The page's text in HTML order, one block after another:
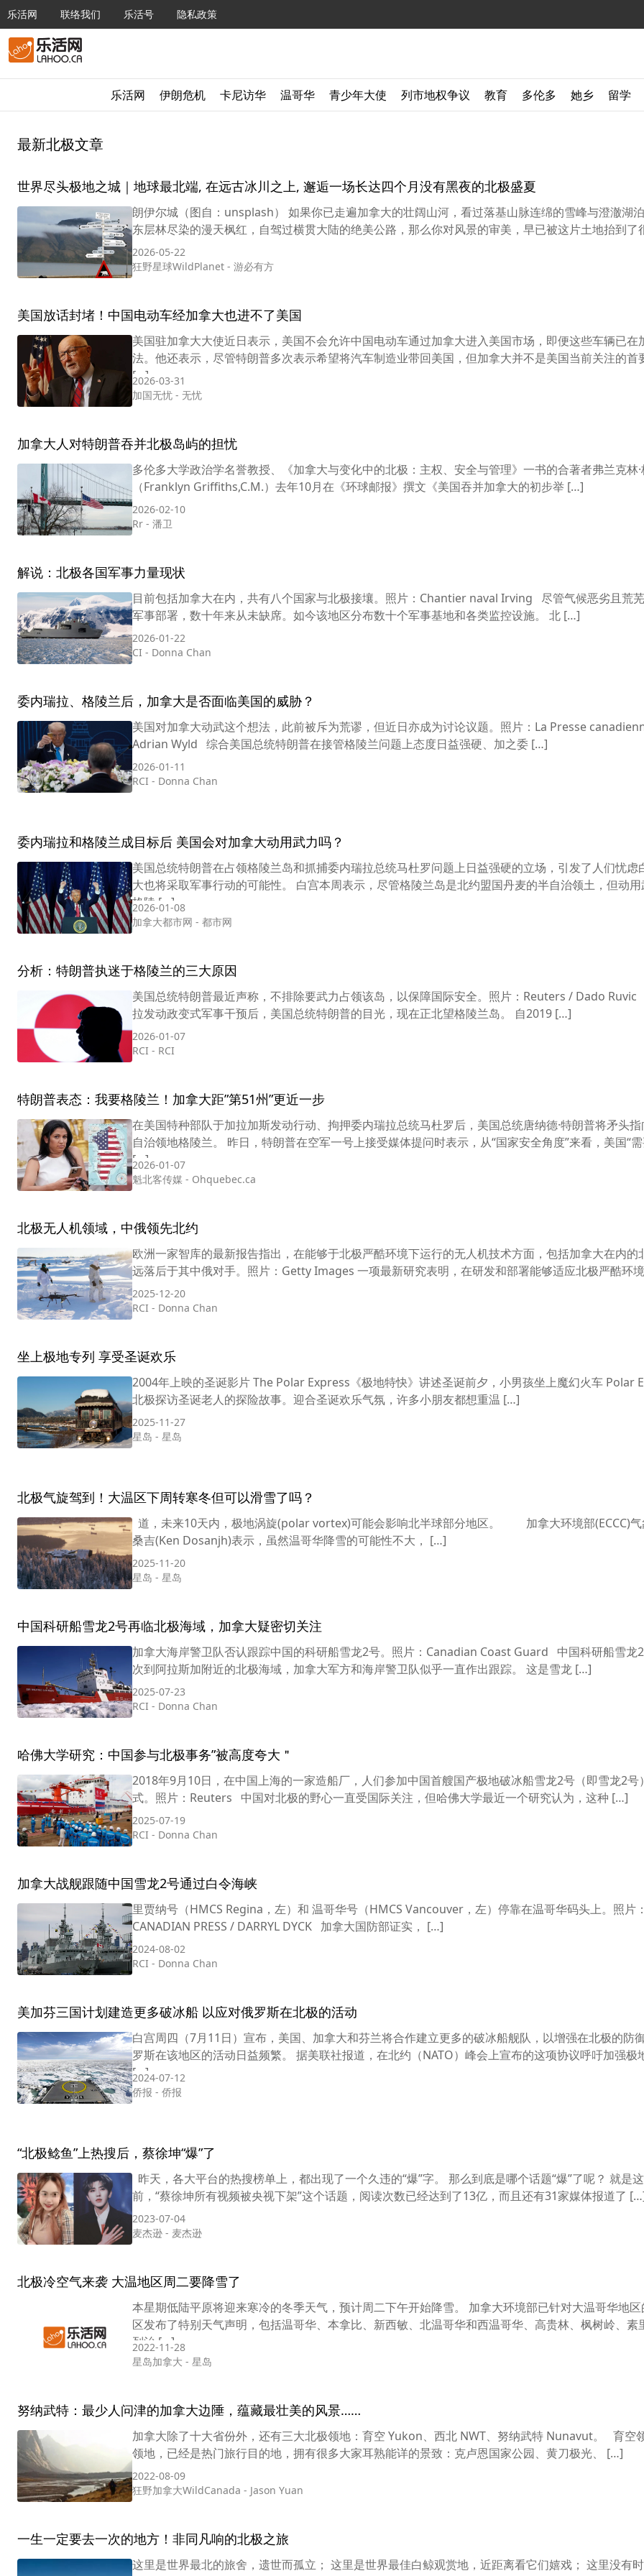
乐活网 联络我们 乐活号 隐私政策
乐活网 伊朗危机 卡尼访华 温哥华 青少年大使 列市地权争议 教育 多伦多 她乡 留学
最新北极文章
世界尽头极地之城｜地球最北端, 在远古冰川之上, 邂逅一场长达四个月没有黑夜的北极盛夏
朗伊尔城（图自：unsplash） 如果你已走遍加拿大的壮阔山河，看过落基山脉连绵的雪峰与澄澈湖
东层林尽染的漫天枫红，自驾过横贯大陆的绝美公路，那么你对风景的审美，早已被这片土地抬到
2026-05-22
狂野星球WildPlanet - 游必有方
美国放话封堵！中国电动车经加拿大也进不了美国
美国驻加拿大大使近日表示，美国不会允许中国电动车通过加拿大进入美国市场，即便这些车辆已在
法。他还表示，尽管特朗普多次表示希望将汽车制造业带回美国，但加拿大并不是美国当前关注的
[…]
2026-03-31
加国无忧 - 无忧
加拿大人对特朗普吞并北极岛屿的担忧
多伦多大学政治学名誉教授、《加拿大与变化中的北极：主权、安全与管理》一书的合著者弗兰克林
（Franklyn Griffiths,C.M.）去年10月在《环球邮报》撰文《美国吞并加拿大的初步举 […]
2026-02-10
Rr - 潘卫
解说：北极各国军事力量现状
目前包括加拿大在内，共有八个国家与北极接壤。照片：Chantier naval Irving 尽管气候恶劣且荒
军事部署，数十年来从未缺席。如今该地区分布数十个军事基地和各类监控设施。 北 […]
2026-01-22
CI - Donna Chan
委内瑞拉、格陵兰后，加拿大是否面临美国的威胁？
美国对加拿大动武这个想法，此前被斥为荒谬，但近日亦成为讨论议题。照片：La Presse
Adrian Wyld 综合美国总统特朗普在接管格陵兰问题上态度日益强硬、加之委 […]
2026-01-11
RCI - Donna Chan
委内瑞拉和格陵兰成目标后 美国会对加拿大动用武力吗？
美国总统特朗普在占领格陵兰岛和抓捕委内瑞拉总统马杜罗问题上日益强硬的立场，引发了人们忧虑
大也将采取军事行动的可能性。 白宫本周表示，尽管格陵兰岛是北约盟国丹麦的半自治领土，但动用
格陵 […]
2026-01-08
加拿大都市网 - 都市网
分析：特朗普执迷于格陵兰的三大原因
美国总统特朗普最近声称，不排除要武力占领该岛，以保障国际安全。照片：Reuters / Dado
拉发动政变式军事干预后，美国总统特朗普的目光，现在正北望格陵兰岛。 自2019 […]
2026-01-07
RCI - RCI
特朗普表态：我要格陵兰！加拿大距”第51州”更近一步
在美国特种部队于加拉加斯发动行动、拘押委内瑞拉总统马杜罗后，美国总统唐纳德·特朗普将矛头
自治领地格陵兰。 昨日，特朗普在空军一号上接受媒体提问时表示，从“国家安全角度”来看，美国“
[…]
2026-01-07
魁北客传媒 - Ohquebec.ca
北极无人机领域，中俄领先北约
欧洲一家智库的最新报告指出，在能够于北极严酷环境下运行的无人机技术方面，包括加拿大在内的
远落后于其中俄对手。照片：Getty Images 一项最新研究表明，在研发和部署能够适应北极严酷环
2025-12-20
RCI - Donna Chan
坐上极地专列 享受圣诞欢乐
2004年上映的圣诞影片 The Polar Express《极地特快》讲述圣诞前夕，小男孩坐上魔幻火车 Polar
北极探访圣诞老人的探险故事。迎合圣诞欢乐气氛，许多小朋友都想重温 […]
2025-11-27
星岛 - 星岛
北极气旋驾到！大温区下周转寒冬但可以滑雪了吗？
道，未来10天内，极地涡旋(polar vortex)可能会影响北半球部分地区。 加拿大环境部(ECCC)气
桑吉(Ken Dosanjh)表示，虽然温哥华降雪的可能性不大， […]
2025-11-20
星岛 - 星岛
中国科研船雪龙2号再临北极海域，加拿大疑密切关注
加拿大海岸警卫队否认跟踪中国的科研船雪龙2号。照片：Canadian Coast Guard 中国科研船雪龙
次到阿拉斯加附近的北极海域，加拿大军方和海岸警卫队似乎一直作出跟踪。 这是雪龙 […]
2025-07-23
RCI - Donna Chan
哈佛大学研究：中国参与北极事务”被高度夸大＂
2018年9月10日，在中国上海的一家造船厂，人们参加中国首艘国产极地破冰船雪龙2号（即雪龙2号
式。照片：Reuters 中国对北极的野心一直受国际关注，但哈佛大学最近一个研究认为，这种 […]
2025-07-19
RCI - Donna Chan
加拿大战舰跟随中国雪龙2号通过白令海峡
里贾纳号（HMCS Regina，左）和 温哥华号（HMCS Vancouver，左）停靠在温哥华码头上。照片
CANADIAN PRESS / DARRYL DYCK 加拿大国防部证实， […]
2024-08-02
RCI - Donna Chan
美加芬三国计划建造更多破冰船 以应对俄罗斯在北极的活动
白宫周四（7月11日）宣布，美国、加拿大和芬兰将合作建立更多的破冰船舰队，以增强在北极的防
罗斯在该地区的活动日益频繁。 据美联社报道，在北约（NATO）峰会上宣布的这项协议呼吁加强极
[…]
2024-07-12
侨报 - 侨报
“北极鲶鱼”上热搜后，蔡徐坤“爆”了
昨天，各大平台的热搜榜单上，都出现了一个久违的“爆”字。 那么到底是哪个话题“爆”了呢？ 就是
前，“蔡徐坤所有视频被央视下架”这个话题，阅读次数已经达到了13亿，而且还有31家媒体报道了
2023-07-04
麦杰逊 - 麦杰逊
北极冷空气来袭 大温地区周二要降雪了
本星期低陆平原将迎来寒冷的冬季天气，预计周二下午开始降雪。 加拿大环境部已针对大温哥华地
区发布了特别天气声明，包括温哥华、本拿比、新西敏、北温哥华和西温哥华、高贵林、枫树岭、素
列治 […]
2022-11-28
星岛加拿大 - 星岛
努纳武特：最少人问津的加拿大边陲，蕴藏最壮美的风景……
加拿大除了十大省份外，还有三大北极领地：育空 Yukon、西北 NWT、努纳武特 Nunavut。 育空
领地，已经是热门旅行目的地，拥有很多大家耳熟能详的景致：克卢恩国家公园、黄刀极光、 […]
2022-08-09
狂野加拿大WildCanada - Jason Yuan
一生一定要去一次的地方！非同凡响的北极之旅
这里是世界最北的旅舍，遗世而孤立； 这里是世界最佳白鲸观赏地，近距离看它们嬉戏； 这里没有